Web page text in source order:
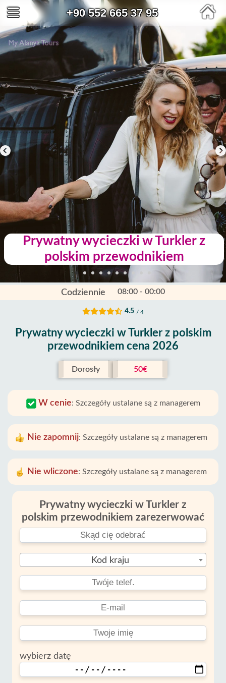
+90 552 665 37 95
Prywatny wycieczki w Turkler z
polskim przewodnikiem
Codziennie 08:00 - 00:00
4.5 / 4
Prywatny wycieczki w Turkler z polskim
przewodnikiem cena 2026
Dorosły 50€
W cenie: Szczegóły ustalane są z managerem
Nie zapomnij: Szczegóły ustalane są z managerem
Nie wliczone: Szczegóły ustalane są z managerem
Prywatny wycieczki w Turkler z
polskim przewodnikiem zarezerwować
Kod kraju
wybierz datę